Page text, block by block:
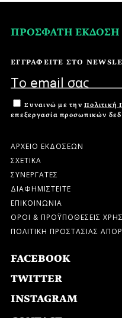
ΠΡΟΣΦΑΤΗ ΕΚΔΟΣΗ
ΕΓΓΡΑΦΕΙΤΕ ΣΤΟ
Συναινώ με την Πολιτική
επεξεργασία προσωπικών
ΑΡΧΕΙΟ ΕΚΔΟΣΕΩΝ
ΣΧΕΤΙΚΑ
ΣΥΝΕΡΓΑΤΕΣ
ΔΙΑΦΗΜΙΣΤΕΙΤΕ
ΕΠΙΚΟΙΝΩΝΙΑ
ΟΡΟΙ & ΠΡΟΫΠΟΘΕΣΕΙΣ
ΠΟΛΙΤΙΚΗ ΠΡΟΣΤΑΣΙΑΣ
FACEBOOK
TWITTER
INSTAGRAM